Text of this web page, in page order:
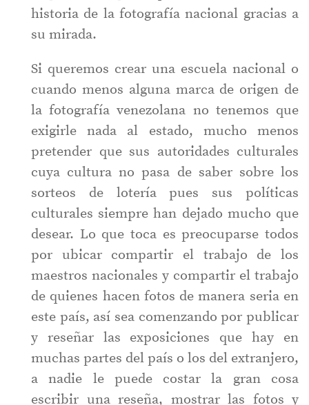
historia de la fotografía nacional gracias a
su mirada.
Si queremos crear una escuela nacional o
cuando menos alguna marca de origen de
la fotografía venezolana no tenemos que
exigirle nada al estado, mucho menos
pretender que sus autoridades culturales
cuya cultura no pasa de saber sobre los
sorteos de lotería pues sus políticas
culturales siempre han dejado mucho que
desear. Lo que toca es preocuparse todos
por ubicar compartir el trabajo de los
maestros nacionales y compartir el trabajo
de quienes hacen fotos de manera seria en
este país, así sea comenzando por publicar
y reseñar las exposiciones que hay en
muchas partes del país o los del extranjero,
a nadie le puede costar la gran cosa
escribir una reseña, mostrar las fotos y